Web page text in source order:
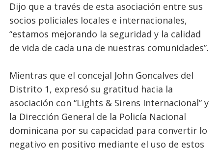
Dijo que a través de esta asociación entre sus
socios policiales locales e internacionales,
“estamos mejorando la seguridad y la calidad
de vida de cada una de nuestras comunidades”.
Mientras que el concejal John Goncalves del
Distrito 1, expresó su gratitud hacia la
asociación con “Lights & Sirens Internacional” y
la Dirección General de la Policía Nacional
dominicana por su capacidad para convertir lo
negativo en positivo mediante el uso de estos